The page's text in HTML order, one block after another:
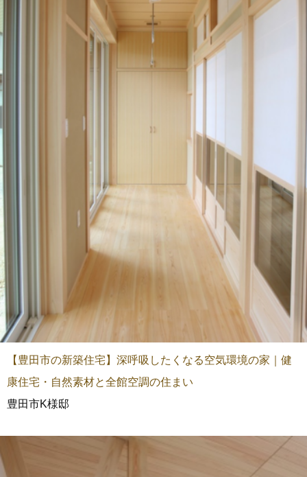
【豊田市の新築住宅】深呼吸したくなる空気環境の家｜健
康住宅・自然素材と全館空調の住まい
豊田市K様邸